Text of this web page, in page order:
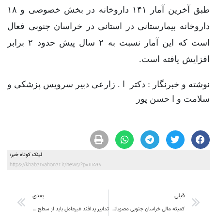
طبق آخرین آمار ۱۴۱ داروخانه در بخش خصوصی و ۱۸
داروخانه بیمارستانی در استانی در خراسان جنوبی فعال
است که این آمار نسبت به ۲ سال پیش حدود ۲ برابر
افزایش یافته است.
نوشته و خبرنگار : دکتر ا . زارعی دبیر سرویس پزشکی و
سلامت و ا حسن پور
لینک کوتاه خبر:
https://khabarvahonar.ir/news/?p=111598
قبلی
کمیته مالی خراسان جنوبی مصوباتی برای مدیریت شرایط اضطراری اتخاذ کرد
بعدی
تدابیر پدافند غیرعامل باید از سطح استان به شهرستان‌ها، بخش‌ها و دهیاری‌ها منتقل شود